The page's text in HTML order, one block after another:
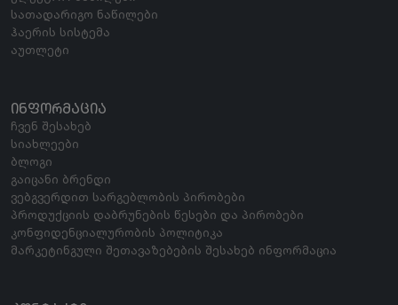
სათადარიგო ნაწილები
ჰაერის სისტემა
აუთლეტი
ᲘᲜᲤᲝᲠᲛᲐᲪᲘᲐ
ჩვენ შესახებ
სიახლეები
ბლოგი
გაიცანი ბრენდი
ვებგვერდით სარგებლობის პირობები
პროდუქციის დაბრუნების წესები და პირობები
კონფიდენციალურობის პოლიტიკა
მარკეტინგული შეთავაზებების შესახებ ინფორმაცია